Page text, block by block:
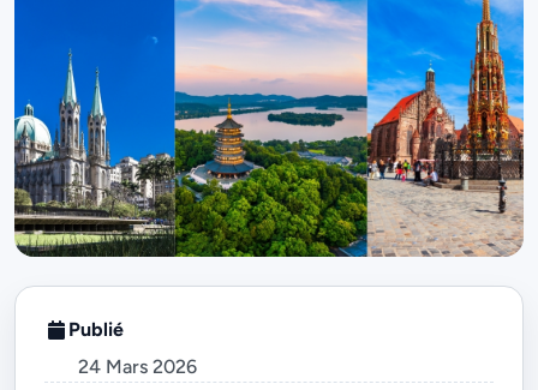
Publié
24 Mars 2026